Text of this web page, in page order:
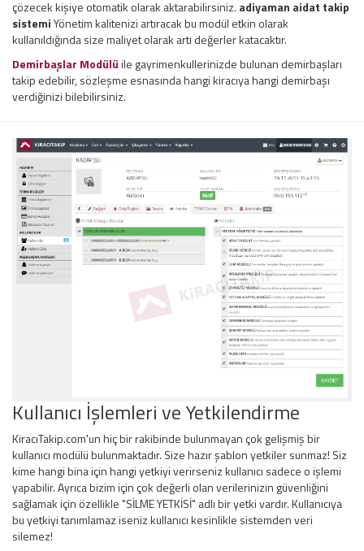
çözecek kişiye otomatik olarak aktarabilirsiniz. adiyaman aidat takip
sistemiYönetim kalitenizi artıracak bu modül etkin olarak
kullanıldığında size maliyet olarak artı değerler katacaktır.
Demirbaşlar Modülüile gayrimenkullerinizde bulunan demirbaşları
takip edebilir, sözleşme esnasında hangi kiracıya hangi demirbaşı
verdiğinizi bilebilirsiniz.
Kullanıcı İşlemleri ve Yetkilendirme
KiracıTakip.com'un hiç bir rakibinde bulunmayan çok gelişmiş bir
kullanıcı modülü bulunmaktadır. Size hazır şablon yetkiler sunmaz! Siz
kime hangi bina için hangi yetkiyi verirseniz kullanıcı sadece o işlemi
yapabilir. Ayrıca bizim için çok değerli olan verilerinizin güvenliğini
sağlamak için özellikle "SİLME YETKİSİ" adlı bir yetki vardır. Kullanıcıya
bu yetkiyi tanımlamaz iseniz kullanıcı kesinlikle sistemden veri
silemez!